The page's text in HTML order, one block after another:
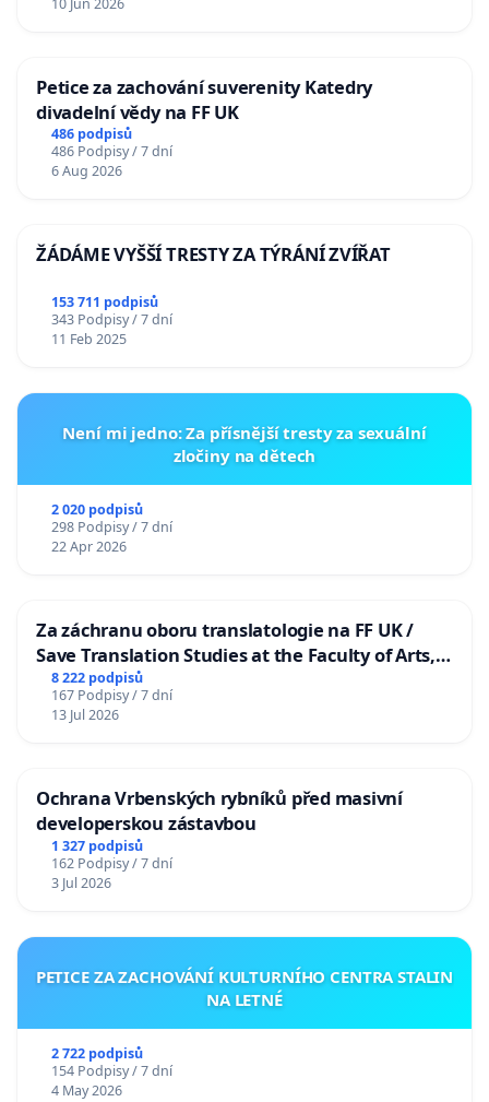
Petice za zachování suverenity Katedry
divadelní vědy na FF UK
486 podpisů
486 Podpisy / 7 dní
6 Aug 2026
ŽÁDÁME VYŠŠÍ TRESTY ZA TÝRÁNÍ ZVÍŘAT
153 711 podpisů
343 Podpisy / 7 dní
11 Feb 2025
Není mi jedno: Za přísnější tresty za sexuální
zločiny na dětech
2 020 podpisů
298 Podpisy / 7 dní
22 Apr 2026
Za záchranu oboru translatologie na FF UK /
Save Translation Studies at the Faculty of Arts,
Charles University
8 222 podpisů
167 Podpisy / 7 dní
13 Jul 2026
Ochrana Vrbenských rybníků před masivní
developerskou zástavbou
1 327 podpisů
162 Podpisy / 7 dní
3 Jul 2026
PETICE ZA ZACHOVÁNÍ KULTURNÍHO CENTRA STALIN
NA LETNÉ
2 722 podpisů
154 Podpisy / 7 dní
4 May 2026